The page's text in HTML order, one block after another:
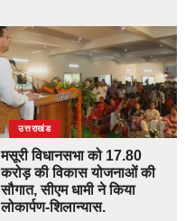
उत्तराखंड
मसूरी विधानसभा को 17.80
करोड़ की विकास योजनाओं की
सौगात, सीएम धामी ने किया
लोकार्पण-शिलान्यास.